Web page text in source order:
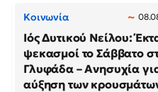
Κοινωνία
Ιός Δυτικού Νείλου:
ψεκασμοί το Σάββατο
Γλυφάδα – Ανησυχία
αύξηση των